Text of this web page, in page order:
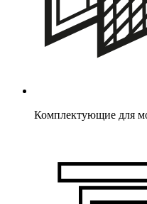
Комплектующие для